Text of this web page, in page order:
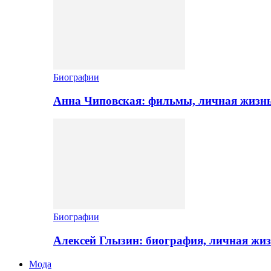
Биографии
Анна Чиповская: фильмы, личная
Биографии
Алексей Глызин: биография, личная
Мода